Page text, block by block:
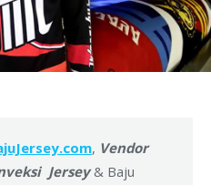
, Vendor
Jersey & Baju